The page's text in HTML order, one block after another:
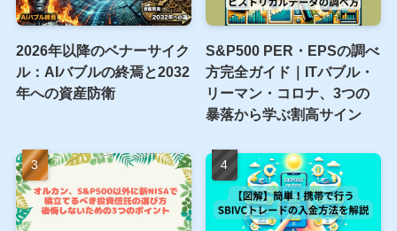
2026年以降のベナーサイク
ル：AIバブルの終焉と2032
年への資産防衛
S&P500 PER・EPSの調べ
方完全ガイド｜ITバブル・
リーマン・コロナ、3つの
暴落から学ぶ割高サイン